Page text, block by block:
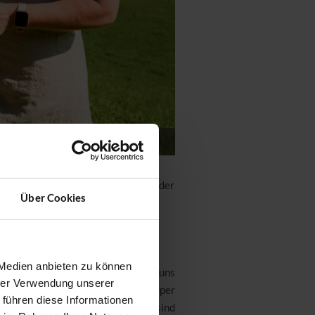
Über Cookies
anbieten zu können
Verwendung unserer
diese Informationen
Waldpädagogin
die verschiedenen Grüntöne der
ankommen sollen und zeigt uns
das Wasser über unseren Körper
wir denDuft des Waldesund sind